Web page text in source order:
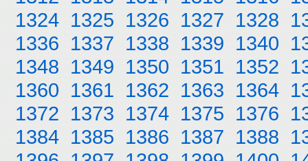
1324 1325 1326 1327 1328
1336 1337 1338 1339 1340
1348 1349 1350 1351 1352
1360 1361 1362 1363 1364
1372 1373 1374 1375 1376
1384 1385 1386 1387 1388